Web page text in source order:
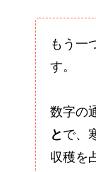
もう一
す。
数字の
と で、
収穫を